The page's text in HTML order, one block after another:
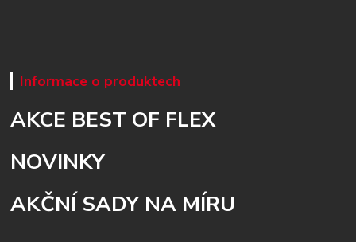
Informace o produktech
AKCE BEST OF FLEX
NOVINKY
AKČNÍ SADY NA MÍRU